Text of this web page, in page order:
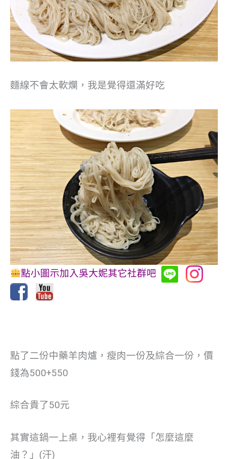
麵線不會太軟爛，我是覺得還滿好吃
點小圖示加入吳大妮其它社群吧
點了二份中藥羊肉爐，瘦肉一份及綜合一份，價
錢為500+550
綜合貴了50元
其實這鍋一上桌，我心裡有覺得「怎麼這麼
油？」(汗)